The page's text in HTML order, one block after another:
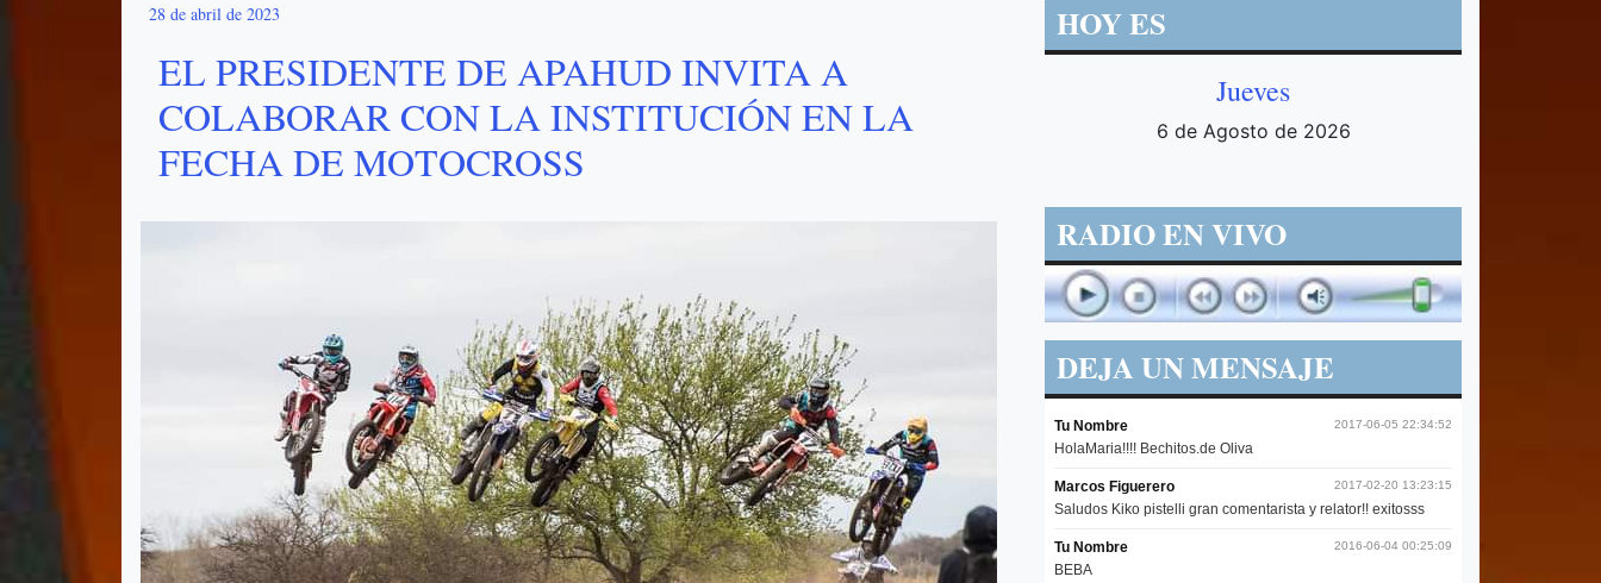
28 de abril de 2023
EL PRESIDENTE DE APAHUD INVITA A
COLABORAR CON LA INSTITUCIÓN EN LA
FECHA DE MOTOCROSS
HOY ES
Jueves
6 de Agosto de 2026
RADIO EN VIVO
DEJA UN MENSAJE